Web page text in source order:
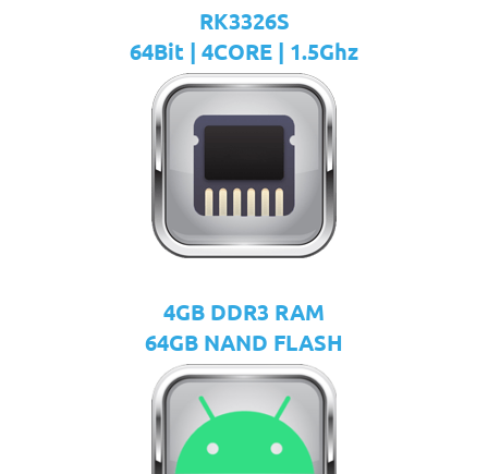
RK3326S
64Bit | 4CORE | 1.5Ghz
4GB DDR3 RAM
64GB NAND FLASH